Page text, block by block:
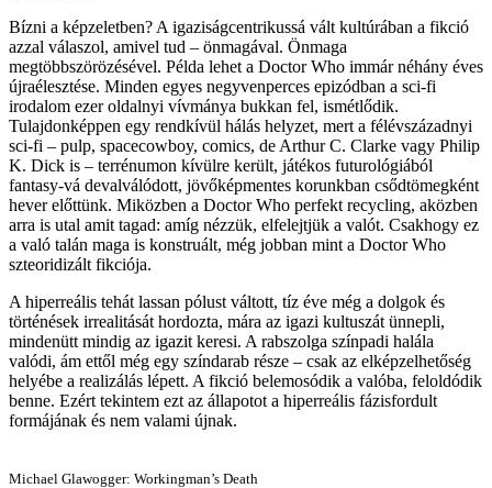
Bízni a képzeletben? A igaziságcentrikussá vált kultúrában a fikció
azzal válaszol, amivel tud – önmagával. Önmaga
megtöbbszörözésével. Példa lehet a Doctor Who immár néhány éves
újraélesztése. Minden egyes negyvenperces epizódban a sci-fi
irodalom ezer oldalnyi vívmánya bukkan fel, ismétlődik.
Tulajdonképpen egy rendkívül hálás helyzet, mert a félévszázadnyi
sci-fi – pulp, spacecowboy, comics, de Arthur C. Clarke vagy Philip
K. Dick is – terrénumon kívülre került, játékos futurológiából
fantasy-vá devalválódott, jövőképmentes korunkban csődtömegként
hever előttünk. Miközben a Doctor Who perfekt recycling, aközben
arra is utal amit tagad: amíg nézzük, elfelejtjük a valót. Csakhogy ez
a való talán maga is konstruált, még jobban mint a Doctor Who
szteoridizált fikciója.
A hiperreális tehát lassan pólust váltott, tíz éve még a dolgok és
történések irrealitását hordozta, mára az igazi kultuszát ünnepli,
mindenütt mindig az igazit keresi. A rabszolga színpadi halála
valódi, ám ettől még egy színdarab része – csak az elképzelhetőség
helyébe a realizálás lépett. A fikció belemosódik a valóba, feloldódik
benne. Ezért tekintem ezt az állapotot a hiperreális fázisfordult
formájának és nem valami újnak.
Michael Glawogger: Workingman’s Death